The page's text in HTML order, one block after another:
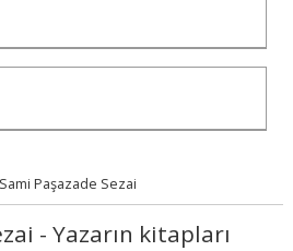
Sami Paşazade Sezai
- Yazarın kitapları